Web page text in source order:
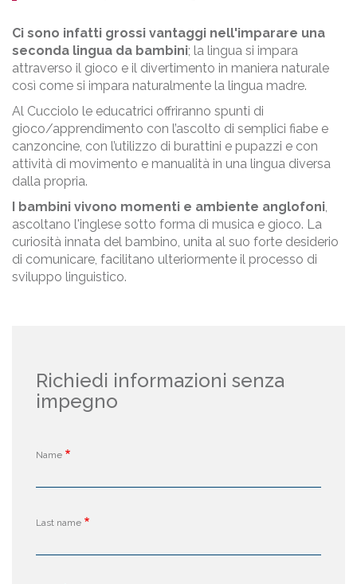
Ci sono infatti grossi vantaggi nell'imparare una
seconda lingua da bambini; la lingua si impara
attraverso il gioco e il divertimento in maniera naturale
così come si impara naturalmente la lingua madre.
Al Cucciolo le educatrici offriranno spunti di
gioco/apprendimento con l’ascolto di semplici fiabe e
canzoncine, con l’utilizzo di burattini e pupazzi e con
attività di movimento e manualità in una lingua diversa
dalla propria.
I bambini vivono momenti e ambiente anglofoni,
ascoltano l'inglese sotto forma di musica e gioco. La
curiosità innata del bambino, unita al suo forte desiderio
di comunicare, facilitano ulteriormente il processo di
sviluppo linguistico.
Richiedi informazioni senza
impegno
Name
Last name